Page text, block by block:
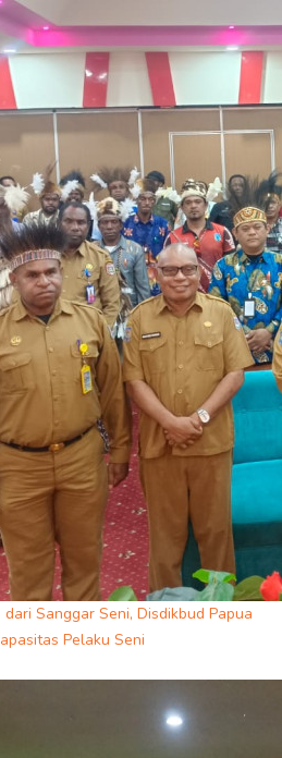
Sanggar Seni, Disdikbud Papua
Pelaku Seni